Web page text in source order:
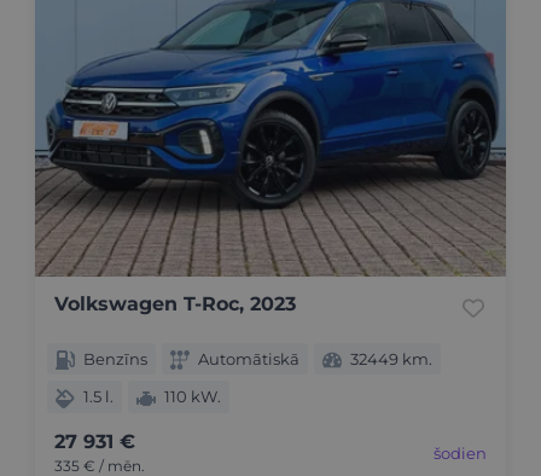
Volkswagen T-Roc, 2023
Benzīns Automātiskā
32449 km.
1.5 l.
110 kW.
27 931 €
335 € / mēn.
šodien